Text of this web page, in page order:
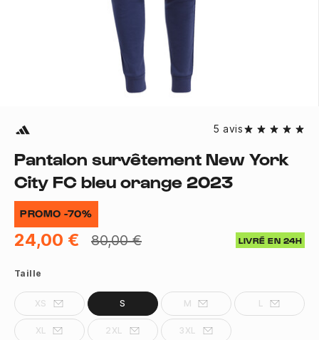
5 avis
Pantalon survêtement New York
City FC bleu orange 2023
PROMO -70%
24,00 € 80,00 € LIVRÉ EN 24H
Taille
XS S M L
XL 2XL 3XL